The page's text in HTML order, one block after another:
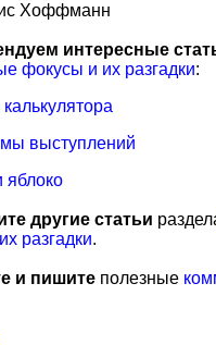
Хоффманн
интересные
фокусы и их разгадки:
выступлений
яблоко
другие статьи
разгадки.
и пишите полезные